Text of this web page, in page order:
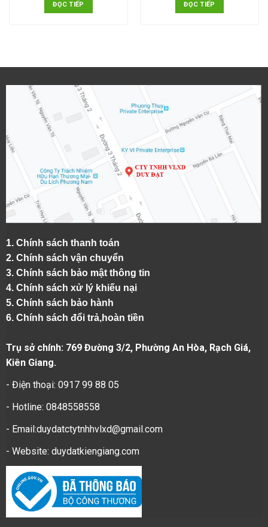
ĐỌC TIẾP ĐỌC TIẾP
1. Chính sách thanh toán
2. Chính sách vận chuyển
3. Chính sách bảo mật thông tin
4. Chính sách xử lý khiếu nại
5. Chính sách bảo hành
6. Chính sách đổi trả,hoàn tiền
Trụ sở chính: 769 Đường 3/2, Phường An Hòa, Rạch Giá,
Kiên Giang.
- Điện thoại: 0917 99 88 05
- Hotline: 0848558558
- Email:duydatctytnhhvlxd@gmail.com
- Website: duydatkiengiang.com